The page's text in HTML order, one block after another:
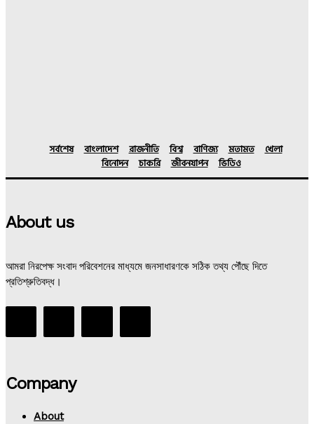
সর্বশেষ বাংলাদেশ রাজনীতি বিশ্ব বাণিজ্য মতামত
খেলা
বিনোদন
চাকরি জীবনযাপন ভিডিও
About us
আমরা নিরপেক্ষ সংবাদ পরিবেশনের মাধ্যমে জনসাধারণকে সঠিক তথ্য পৌঁছে দিতে
প্রতিশ্রুতিবদ্ধ।
Company
About